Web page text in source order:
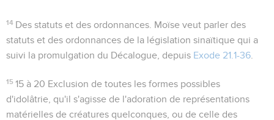
14 Des statuts et des ordonnances . Moïse veut parler des
statuts et des ordonnances de la législation sinaïtique qui a
suivi la promulgation du Décalogue, depuis Exode 21.1-36
15 15 à 20 Exclusion de toutes les formes possibles
d'idolâtrie, qu'il s'agisse de l'adoration de représentations
matérielles de créatures quelconques, ou de celle des